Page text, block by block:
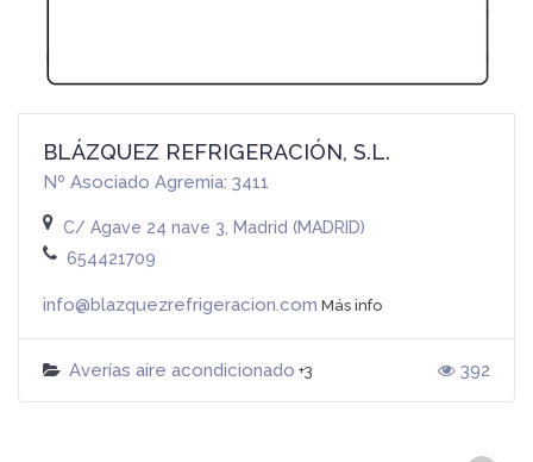
BLÁZQUEZ REFRIGERACIÓN, S.L.
Nº Asociado Agremia: 3411
C/ Agave 24 nave 3, Madrid (MADRID)
654421709
info@blazquezrefrigeracion.com Más info
Averías aire acondicionado +3 392